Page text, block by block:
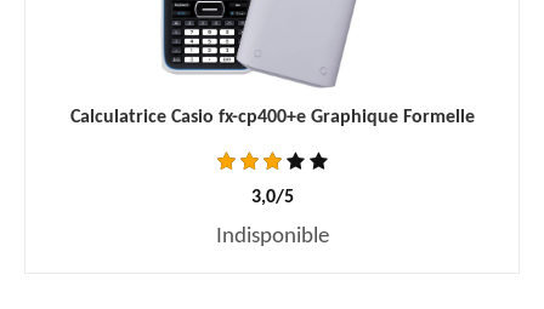
Calculatrice Casio fx-cp400+e Graphique Formelle
3,0/5
Indisponible